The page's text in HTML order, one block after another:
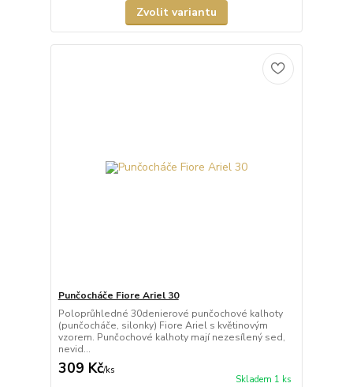
Zvolit variantu
Punčocháče Fiore Ariel 30
Poloprůhledné 30denierové punčochové kalhoty
(punčocháče, silonky) Fiore Ariel s květinovým
vzorem. Punčochové kalhoty mají nezesílený sed,
nevid...
309 Kč/ks
Skladem 1 ks